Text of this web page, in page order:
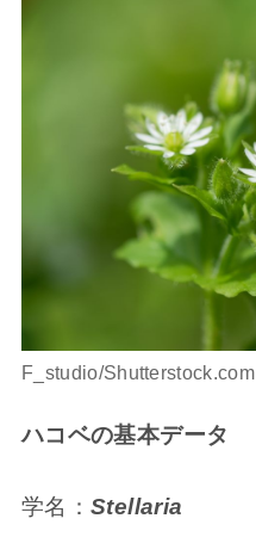
F_studio/Shutterstock.com
ハコベの基本データ
学名：Stellaria